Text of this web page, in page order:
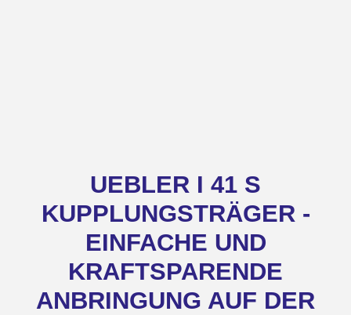
UEBLER I 41 S
KUPPLUNGSTRÄGER -
EINFACHE UND
KRAFTSPARENDE
ANBRINGUNG AUF DER